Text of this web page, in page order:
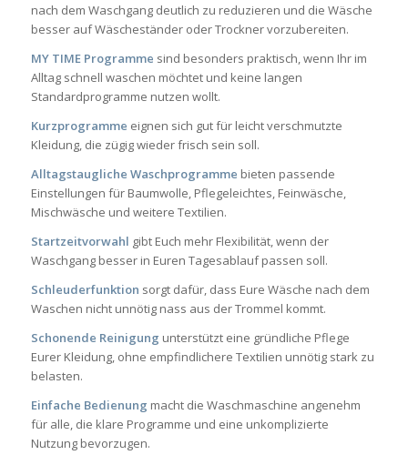
nach dem Waschgang deutlich zu reduzieren und die Wäsche
besser auf Wäscheständer oder Trockner vorzubereiten.
MY TIME Programme sind besonders praktisch, wenn Ihr im
Alltag schnell waschen möchtet und keine langen
Standardprogramme nutzen wollt.
Kurzprogramme eignen sich gut für leicht verschmutzte
Kleidung, die zügig wieder frisch sein soll.
Alltagstaugliche Waschprogramme bieten passende
Einstellungen für Baumwolle, Pflegeleichtes, Feinwäsche,
Mischwäsche und weitere Textilien.
Startzeitvorwahl gibt Euch mehr Flexibilität, wenn der
Waschgang besser in Euren Tagesablauf passen soll.
Schleuderfunktion sorgt dafür, dass Eure Wäsche nach dem
Waschen nicht unnötig nass aus der Trommel kommt.
Schonende Reinigung unterstützt eine gründliche Pflege
Eurer Kleidung, ohne empfindlichere Textilien unnötig stark zu
belasten.
Einfache Bedienung macht die Waschmaschine angenehm
für alle, die klare Programme und eine unkomplizierte
Nutzung bevorzugen.